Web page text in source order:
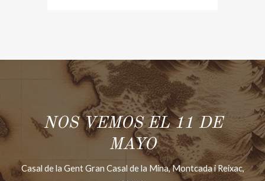
NOS VEMOS EL 11 DE
MAYO
Casal de la Gent Gran Casal de la Mina, Montcada i Reixac,